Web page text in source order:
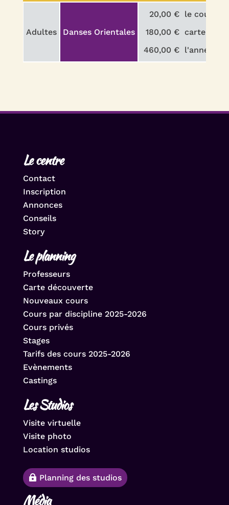
Adultes Danses Orientales
20,00 € le cours
180,00 € carte de
460,00 € l'année
Le centre
Contact
Inscription
Annonces
Conseils
Story
Le planning
Professeurs
Carte découverte
Nouveaux cours
Cours par discipline 2025-2026
Cours privés
Stages
Tarifs des cours 2025-2026
Evènements
Castings
Les Studios
Visite virtuelle
Visite photo
Location studios
Planning des studios
Média